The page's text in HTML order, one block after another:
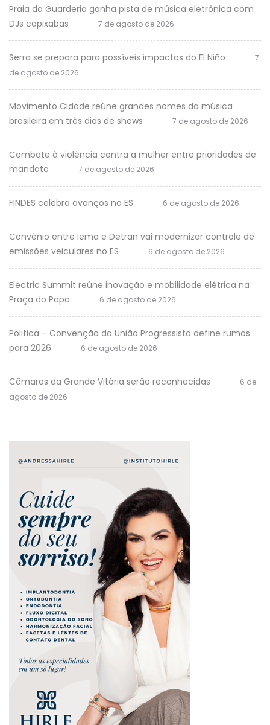
Praia da Guarderia ganha pista de música eletrônica com
DJs capixabas
7 de agosto de 2026
Serra se prepara para possíveis impactos do El Niño
7
de agosto de 2026
Movimento Cidade reúne grandes nomes da música
brasileira em três dias de shows
7 de agosto de 2026
Combate à violência contra a mulher entre prioridades de
mandato
7 de agosto de 2026
FINDES celebra avanços no ES 6 de agosto de 2026
Convênio entre Iema e Detran vai modernizar controle de
emissões veiculares no ES
6 de agosto de 2026
Electric Summit reúne inovação e mobilidade elétrica na
Praça do Papa
6 de agosto de 2026
Politica – Convenção da União Progressista define rumos
para 2026
6 de agosto de 2026
Câmaras da Grande Vitória serão reconhecidas
6 de
agosto de 2026